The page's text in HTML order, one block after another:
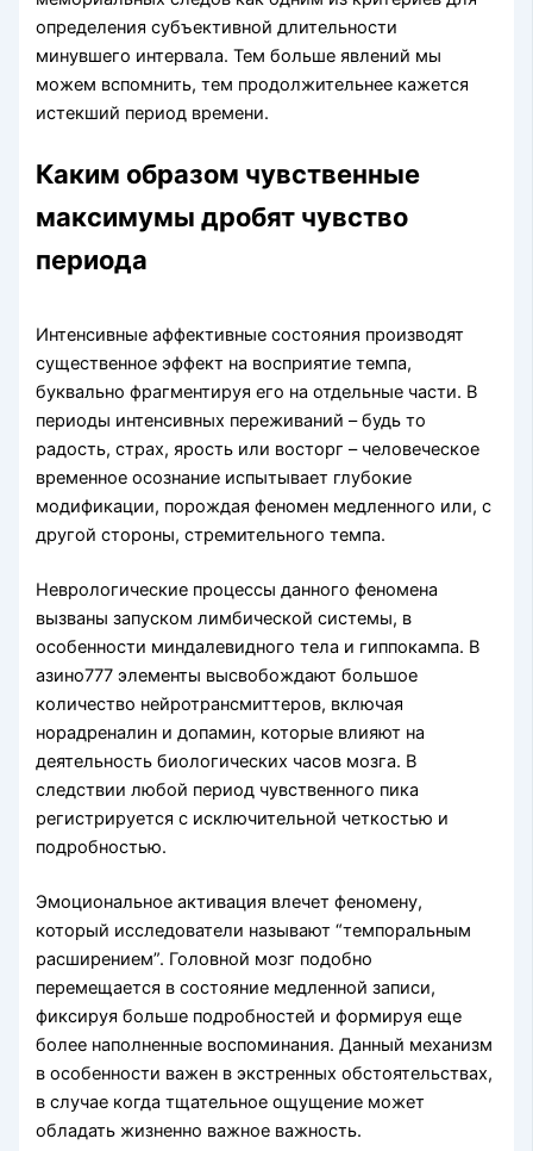
определения субъективной длительности
минувшего интервала. Тем больше явлений мы
можем вспомнить, тем продолжительнее кажется
истекший период времени.
Каким образом чувственные
максимумы дробят чувство
периода
Интенсивные аффективные состояния производят
существенное эффект на восприятие темпа,
буквально фрагментируя его на отдельные части. В
периоды интенсивных переживаний – будь то
радость, страх, ярость или восторг – человеческое
временное осознание испытывает глубокие
модификации, порождая феномен медленного или, с
другой стороны, стремительного темпа.
Неврологические процессы данного феномена
вызваны запуском лимбической системы, в
особенности миндалевидного тела и гиппокампа. В
азино777 элементы высвобождают большое
количество нейротрансмиттеров, включая
норадреналин и допамин, которые влияют на
деятельность биологических часов мозга. В
следствии любой период чувственного пика
регистрируется с исключительной четкостью и
подробностью.
Эмоциональное активация влечет феномену,
который исследователи называют “темпоральным
расширением”. Головной мозг подобно
перемещается в состояние медленной записи,
фиксируя больше подробностей и формируя еще
более наполненные воспоминания. Данный механизм
в особенности важен в экстренных обстоятельствах,
в случае когда тщательное ощущение может
обладать жизненно важное важность.